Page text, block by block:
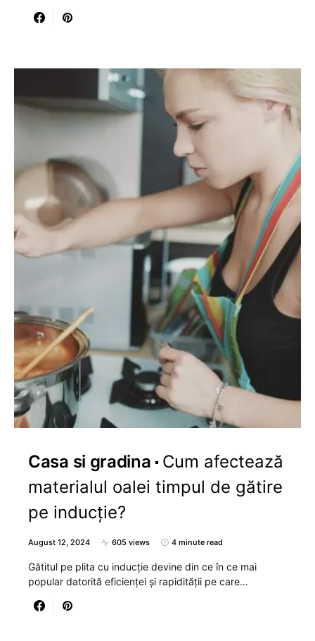
Casa si gradina
Cum afectează
materialul oalei timpul de gătire
pe inducție?
August 12, 2024 605 views 4 minute read
Gătitul pe plita cu inducție devine din ce în ce mai
popular datorită eficienței și rapidității pe care…